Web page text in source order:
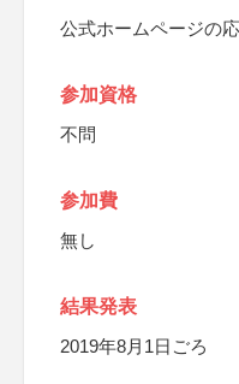
公式ホームページの
参加資格
不問
参加費
無し
結果発表
2019年8月1日ごろ